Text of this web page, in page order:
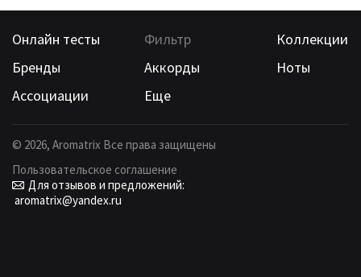
Онлайн тесты Фильтр
Коллекции
Бренды
Аккорды
Ноты
Ассоциации
Еще
© 2026, Aromatrix Все права защищены
Пользовательское соглашение
Для отзывов и предложений:
aromatrix@yandex.ru